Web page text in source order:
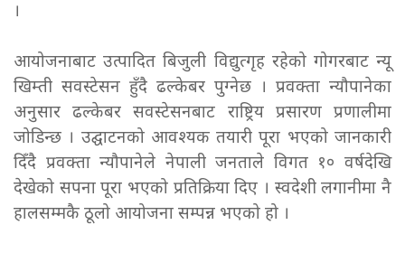
।
आयोजनाबाट उत्पादित बिजुली विद्युत्गृह रहेको गोगरबाट न्यू
खिम्ती सवस्टेसन हुँदै ढल्केबर पुग्नेछ । प्रवक्ता न्यौपानेका
अनुसार ढल्केबर सवस्टेसनबाट राष्ट्रिय प्रसारण प्रणालीमा
जोडिन्छ । उद्घाटनको आवश्यक तयारी पूरा भएको जानकारी
दिँदै प्रवक्ता न्यौपानेले नेपाली जनताले विगत १० वर्षदेखि
देखेको सपना पूरा भएको प्रतिक्रिया दिए । स्वदेशी लगानीमा नै
हालसम्मकै ठूलो आयोजना सम्पन्न भएको हो ।